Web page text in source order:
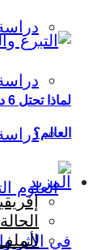
العالم؟
المزيد